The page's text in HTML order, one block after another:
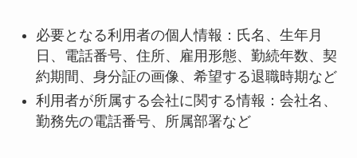
必要となる利用者の個人情報：氏名、生年月
日、電話番号、住所、雇用形態、勤続年数、契
約期間、身分証の画像、希望する退職時期など
利用者が所属する会社に関する情報：会社名、
勤務先の電話番号、所属部署など